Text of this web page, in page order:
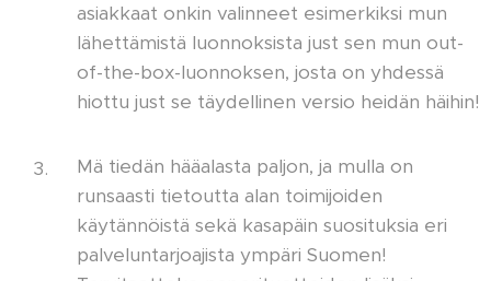
asiakkaat onkin valinneet esimerkiksi mun
lähettämistä luonnoksista just sen mun out-
of-the-box-luonnoksen, josta on yhdessä
hiottu just se täydellinen versio heidän häihin!
Mä tiedän hääalasta paljon, ja mulla on
runsaasti tietoutta alan toimijoiden
käytännöistä sekä kasapäin suosituksia eri
palveluntarjoajista ympäri Suomen!